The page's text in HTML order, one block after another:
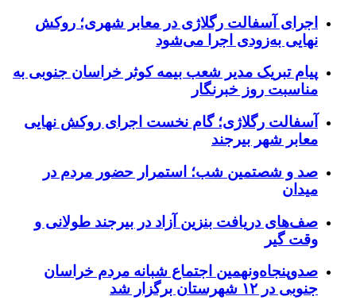
اجرای آسفالت رگلاژی در معابر شهری؛ روکش
نهایی به‌زودی اجرا می‌شود
پیام تبریک مدیر شعب بیمه کوثر خراسان جنوبی به
مناسبت روز خبرنگار
آسفالت رگلاژی؛ گام نخست اجرای روکش نهایی
معابر شهر بیرجند
صد و شصتمین شب؛ استمرار حضور مردم در
میدان
صف‌های دریافت بنزین آزاد در بیرجند طولانی و
وقت گیر
صدوپنجاه‌ونهمین اجتماع شبانه مردم خراسان
جنوبی در ۱۲ شهرستان برگزار شد